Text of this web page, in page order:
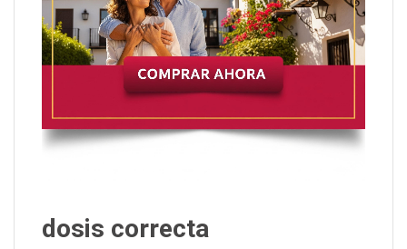
dosis correcta